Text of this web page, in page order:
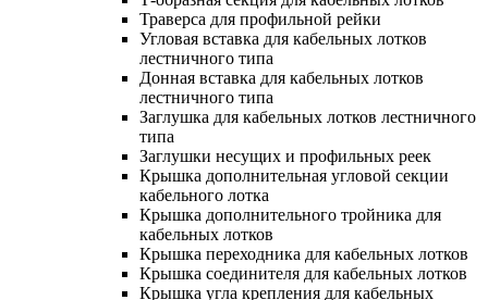
Траверса для профильной рейки
Угловая вставка для кабельных лотков
лестничного типа
Донная вставка для кабельных лотков
лестничного типа
Заглушка для кабельных лотков лестничного
типа
Заглушки несущих и профильных реек
Крышка дополнительная угловой секции
кабельного лотка
Крышка дополнительного тройника для
кабельных лотков
Крышка переходника для кабельных лотков
Крышка соединителя для кабельных лотков
Крышка угла крепления для кабельных